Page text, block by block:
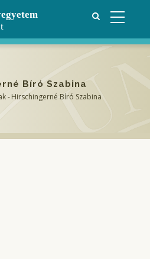
Bíró Szabina
- Hirschingerné Bíró Szabina